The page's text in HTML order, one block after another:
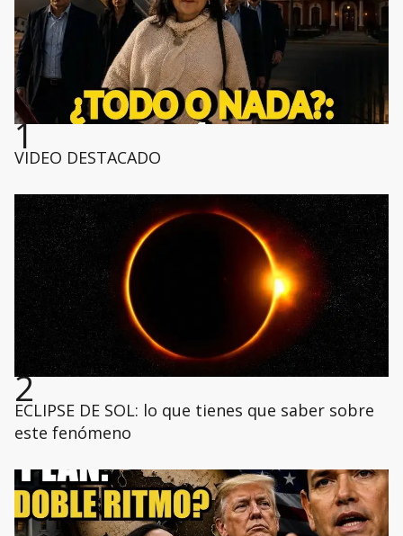
1
VIDEO DESTACADO
2
ECLIPSE DE SOL: lo que tienes que saber sobre
este fenómeno